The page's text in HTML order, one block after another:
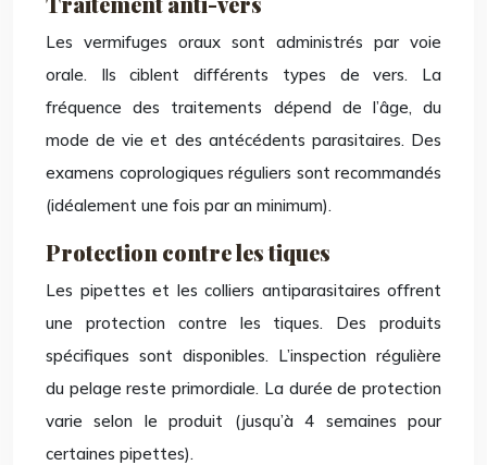
Les vermifuges oraux sont administrés par voie
orale. Ils ciblent différents types de vers. La
fréquence des traitements dépend de l’âge, du
mode de vie et des antécédents parasitaires. Des
examens coprologiques réguliers sont recommandés
(idéalement une fois par an minimum).
Protection contre les tiques
Les pipettes et les colliers antiparasitaires offrent
une protection contre les tiques. Des produits
spécifiques sont disponibles. L’inspection régulière
du pelage reste primordiale. La durée de protection
varie selon le produit (jusqu’à 4 semaines pour
certaines pipettes).